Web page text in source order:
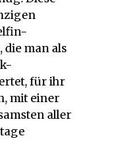
man als
für ihr
mit einer
aller